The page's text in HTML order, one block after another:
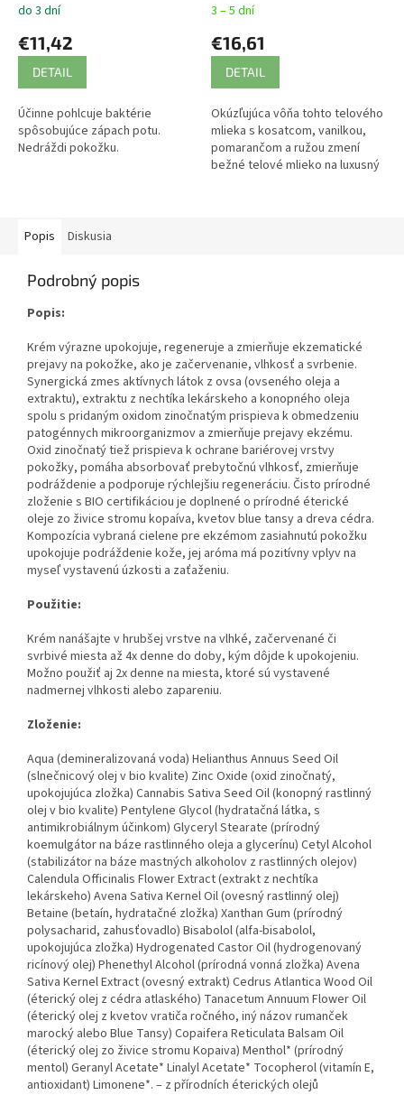
do 3 dní
€11,42
DETAIL
Účinne pohlcuje baktérie
spôsobujúce zápach potu.
Nedráždi pokožku.
3 – 5 dní
€16,61
DETAIL
Okúzľujúca vôňa tohto telového
mlieka s kosatcom, vanilkou,
pomarančom a ružou zmení
bežné telové mlieko na luxusný
Popis Diskusia
Podrobný popis
Popis:
Krém výrazne upokojuje, regeneruje a zmierňuje ekzematické
prejavy na pokožke, ako je začervenanie, vlhkosť a svrbenie.
Synergická zmes aktívnych látok z ovsa (ovseného oleja a
extraktu), extraktu z nechtíka lekárskeho a konopného oleja
spolu s pridaným oxidom zinočnatým prispieva k obmedzeniu
patogénnych mikroorganizmov a zmierňuje prejavy ekzému.
Oxid zinočnatý tiež prispieva k ochrane bariérovej vrstvy
pokožky, pomáha absorbovať prebytočnú vlhkosť, zmierňuje
podráždenie a podporuje rýchlejšiu regeneráciu. Čisto prírodné
zloženie s BIO certifikáciou je doplnené o prírodné éterické
oleje zo živice stromu kopaíva, kvetov blue tansy a dreva cédra.
Kompozícia vybraná cielene pre ekzémom zasiahnutú pokožku
upokojuje podráždenie kože, jej aróma má pozitívny vplyv na
myseľ vystavenú úzkosti a zaťaženiu.
Použitie:
Krém nanášajte v hrubšej vrstve na vlhké, začervenané či
svrbivé miesta až 4x denne do doby, kým dôjde k upokojeniu.
Možno použiť aj 2x denne na miesta, ktoré sú vystavené
nadmernej vlhkosti alebo zapareniu.
Zloženie:
Aqua (demineralizovaná voda) Helianthus Annuus Seed Oil
(slnečnicový olej v bio kvalite) Zinc Oxide (oxid zinočnatý,
upokojujúca zložka) Cannabis Sativa Seed Oil (konopný rastlinný
olej v bio kvalite) Pentylene Glycol (hydratačná látka, s
antimikrobiálnym účinkom) Glyceryl Stearate (prírodný
koemulgátor na báze rastlinného oleja a glycerínu) Cetyl Alcohol
(stabilizátor na báze mastných alkoholov z rastlinných olejov)
Calendula Officinalis Flower Extract (extrakt z nechtíka
lekárskeho) Avena Sativa Kernel Oil (ovesný rastlinný olej)
Betaine (betaín, hydratačné zložka) Xanthan Gum (prírodný
polysacharid, zahusťovadlo) Bisabolol (alfa-bisabolol,
upokojujúca zložka) Hydrogenated Castor Oil (hydrogenovaný
ricínový olej) Phenethyl Alcohol (prírodná vonná zložka) Avena
Sativa Kernel Extract (ovesný extrakt) Cedrus Atlantica Wood Oil
(éterický olej z cédra atlaského) Tanacetum Annuum Flower Oil
(éterický olej z kvetov vratiča ročného, iný názov rumanček
marocký alebo Blue Tansy) Copaifera Reticulata Balsam Oil
(éterický olej zo živice stromu Kopaiva) Menthol* (prírodný
mentol) Geranyl Acetate* Linalyl Acetate* Tocopherol (vitamín E,
antioxidant) Limonene*. – z přírodních éterických olejů